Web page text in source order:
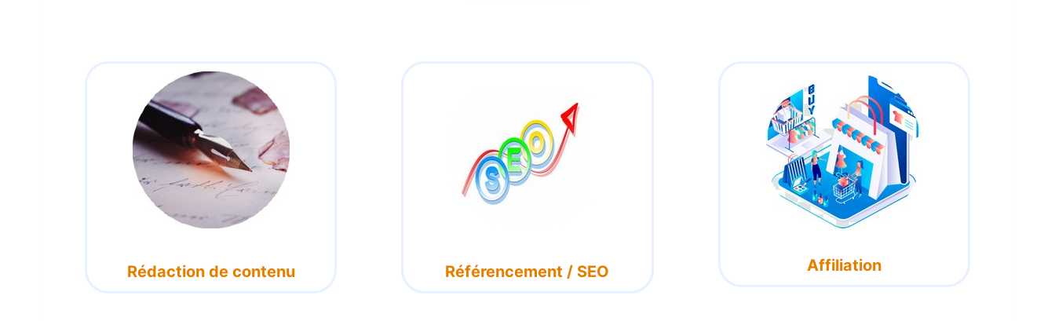
Rédaction de contenu Référencement / SEO Affiliation